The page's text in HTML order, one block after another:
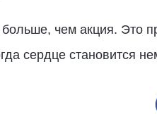
чем акция. Это
сердце становится